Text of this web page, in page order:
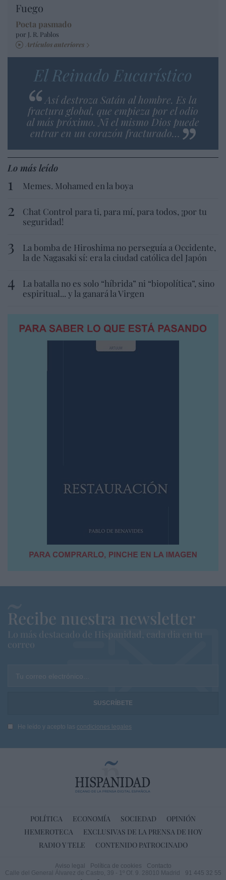
Fuego
Poeta pasmado
por J. R. Pablos
Artículos anteriores
El Reinado Eucarístico
Así destroza Satán al hombre. Es la
fractura global, que empieza por el odio
al más próximo. Ni el mismo Dios puede
entrar en un corazón fracturado…
Lo más leído
Memes. Mohamed en la boya
Chat Control para ti, para mí, para todos, ¡por tu
seguridad!
La bomba de Hiroshima no perseguía a Occidente,
la de Nagasaki sí: era la ciudad católica del Japón
La batalla no es solo “híbrida” ni “biopolítica”, sino
espiritual... y la ganará la Virgen
Recibe nuestra newsletter
Lo más destacado de Hispanidad, cada dia en tu
correo
Tu correo electrónico...
He leído y acepto las condiciones legales
POLÍTICA ECONOMÍA SOCIEDAD
OPINIÓN
HEMEROTECA
EXCLUSIVAS DE LA PRENSA DE HOY
RADIO Y TELE
CONTENIDO PATROCINADO
Aviso legal Política de cookies
Contacto
Calle del General Álvarez de Castro, 39 - 1º Of. 9. 28010 Madrid
91 445 32 55